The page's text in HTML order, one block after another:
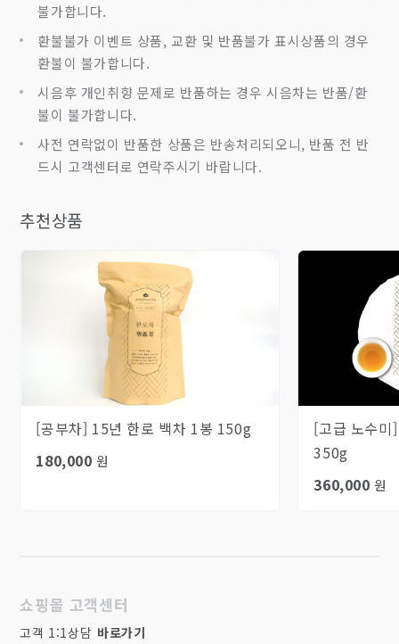
불가합니다.
환불불가 이벤트 상품, 교환 및 반품불가 표시상품의 경우
환불이 불가합니다.
시음후 개인취향 문제로 반품하는 경우 시음차는 반품/환
불이 불가합니다.
사전 연락없이 반품한 상품은 반송처리되오니, 반품 전 반
드시 고객센터로 연락주시기 바랍니다.
추천상품
[공부차] 15년 한로 백차 1봉 150g
180,000 원
[고급 노수미
350g
360,000 원
쇼핑몰 고객센터
고객 1:1상담 바로가기